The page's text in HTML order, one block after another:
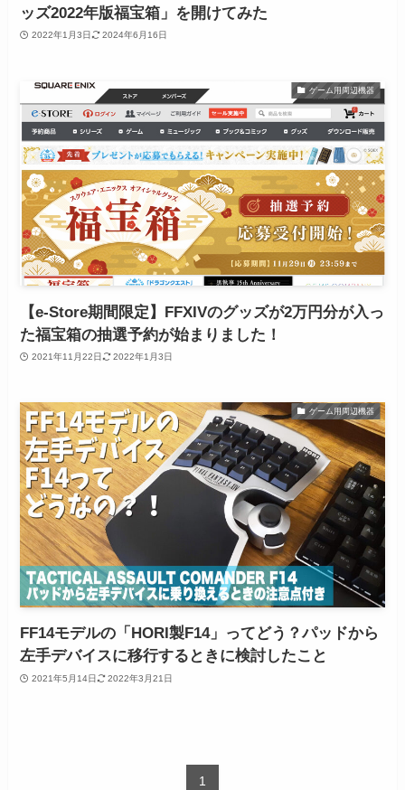
ッズ2022年版福宝箱」を開けてみた
2022年1月3日 2024年6月16日
ゲーム用周辺機器
【e-Store期間限定】FFXIVのグッズが2万円分が入っ
た福宝箱の抽選予約が始まりました！
2021年11月22日 2022年1月3日
ゲーム用周辺機器
FF14モデルの「HORI製F14」ってどう？パッドから
左手デバイスに移行するときに検討したこと
2021年5月14日 2022年3月21日
1